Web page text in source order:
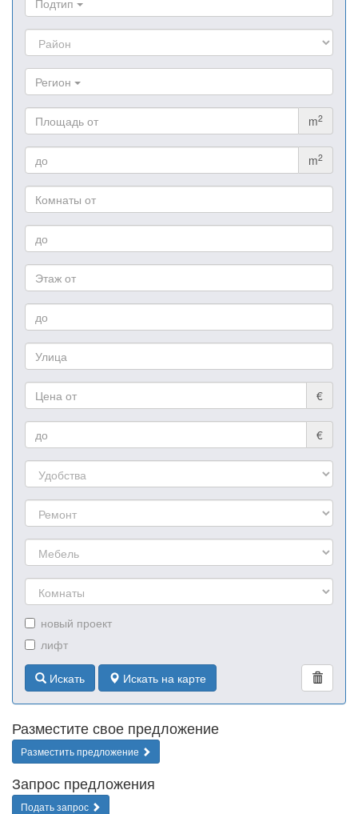
Подтип
Регион
m2
m2
€
€
новый проект
лифт
Искать Искать на карте
Разместите свое предложение
Разместить предложение
Запрос предложения
Подать запрос